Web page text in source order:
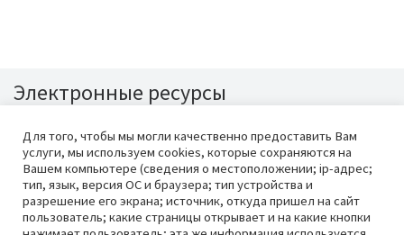
Электронные ресурсы
Для того, чтобы мы могли качественно предоставить Вам
услуги, мы используем cookies, которые сохраняются на
Вашем компьютере (сведения о местоположении; ip-адрес;
тип, язык, версия ОС и браузера; тип устройства и
разрешение его экрана; источник, откуда пришел на сайт
пользователь; какие страницы открывает и на какие кнопки